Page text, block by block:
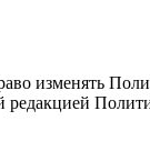
изменять
редакцией